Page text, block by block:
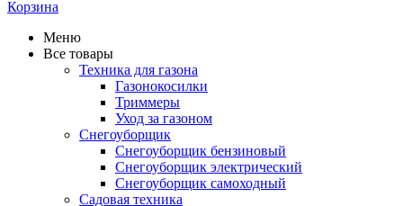
Корзина
Меню
Все товары
Техника для газона
Газонокосилки
Триммеры
Уход за газоном
Снегоуборщик
Снегоуборщик бензиновый
Снегоуборщик электрический
Снегоуборщик самоходный
Садовая техника